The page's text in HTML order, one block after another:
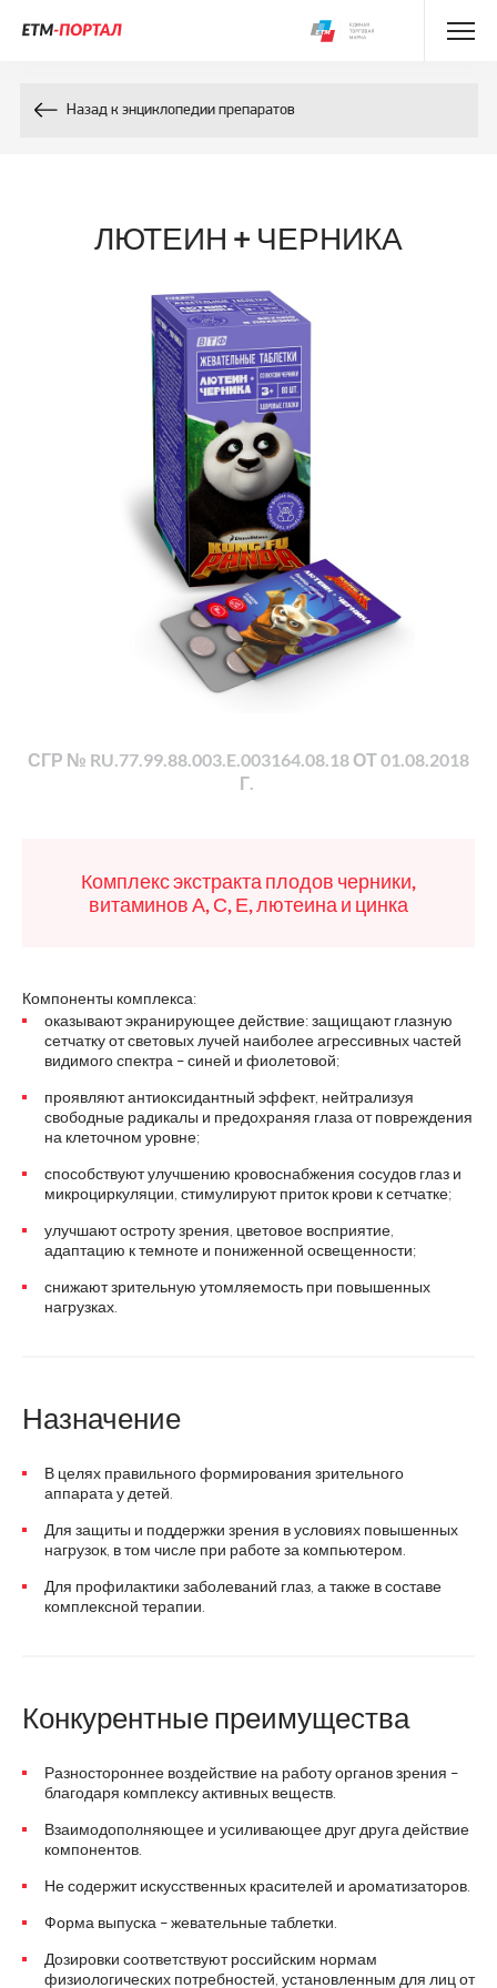
Назад к энциклопедии препаратов
ЛЮТЕИН + ЧЕРНИКА
СГР № RU.77.99.88.003.E.003164.08.18 ОТ 01.08.2018
Г.
Комплекс экстракта плодов черники,
витаминов А, С, Е, лютеина и цинка
Компоненты комплекса:
оказывают экранирующее действие: защищают глазную
сетчатку от световых лучей наиболее агрессивных частей
видимого спектра – синей и фиолетовой;
проявляют антиоксидантный эффект, нейтрализуя
свободные радикалы и предохраняя глаза от повреждения
на клеточном уровне;
способствуют улучшению кровоснабжения сосудов глаз и
микроциркуляции, стимулируют приток крови к сетчатке;
улучшают остроту зрения, цветовое восприятие,
адаптацию к темноте и пониженной освещенности;
снижают зрительную утомляемость при повышенных
нагрузках.
Назначение
В целях правильного формирования зрительного
аппарата у детей.
Для защиты и поддержки зрения в условиях повышенных
нагрузок, в том числе при работе за компьютером.
Для профилактики заболеваний глаз, а также в составе
комплексной терапии.
Конкурентные преимущества
Разностороннее воздействие на работу органов зрения –
благодаря комплексу активных веществ.
Взаимодополняющее и усиливающее друг друга действие
компонентов.
Не содержит искусственных красителей и ароматизаторов.
Форма выпуска – жевательные таблетки.
Дозировки соответствуют российским нормам
физиологических потребностей, установленным для лиц от